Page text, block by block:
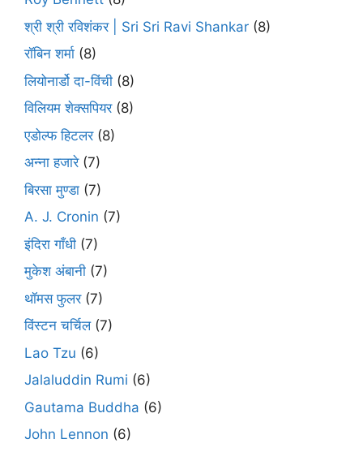
श्री श्री रविशंकर | Sri Sri Ravi Shankar (8)
रॉबिन शर्मा (8)
लियोनार्डो दा-विंची (8)
विलियम शेक्सपियर(8)
एडोल्फ हिटलर(8)
अन्ना हजारे(7)
बिरसा मुण्डा (7)
A. J. Cronin (7)
इंदिरा गाँधी (7)
मुकेश अंबानी (7)
थॉमस फुलर(7)
विंस्टन चर्चिल(7)
Lao Tzu (6)
Jalaluddin Rumi (6)
Gautama Buddha (6)
John Lennon (6)